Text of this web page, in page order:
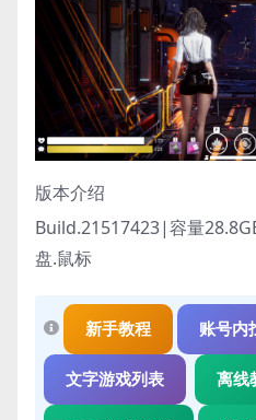
版本介绍
Build.21517423|容量
盘.鼠标
新手教程 账号内
文字游戏列表 离线